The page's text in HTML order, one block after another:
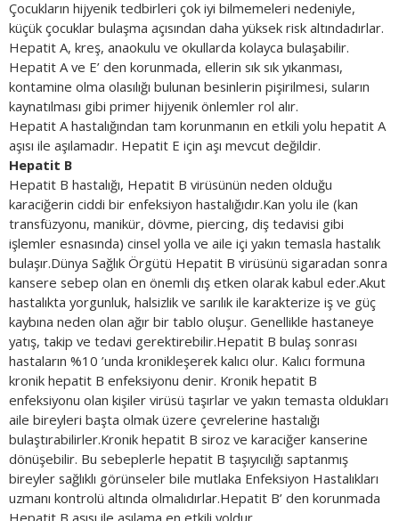
Çocukların hijyenik tedbirleri çok iyi bilmemeleri nedeniyle,
küçük çocuklar bulaşma açısından daha yüksek risk altındadırlar.
Hepatit A, kreş, anaokulu ve okullarda kolayca bulaşabilir.
Hepatit A ve E’ den korunmada, ellerin sık sık yıkanması,
kontamine olma olasılığı bulunan besinlerin pişirilmesi, suların
kaynatılması gibi primer hijyenik önlemler rol alır.
Hepatit A hastalığından tam korunmanın en etkili yolu hepatit A
aşısı ile aşılamadır. Hepatit E için aşı mevcut değildir.
Hepatit B
Hepatit B hastalığı, Hepatit B virüsünün neden olduğu
karaciğerin ciddi bir enfeksiyon hastalığıdır.Kan yolu ile (kan
transfüzyonu, manikür, dövme, piercing, diş tedavisi gibi
işlemler esnasında) cinsel yolla ve aile içi yakın temasla hastalık
bulaşır.Dünya Sağlık Örgütü Hepatit B virüsünü sigaradan sonra
kansere sebep olan en önemli dış etken olarak kabul eder.Akut
hastalıkta yorgunluk, halsizlik ve sarılık ile karakterize iş ve güç
kaybına neden olan ağır bir tablo oluşur. Genellikle hastaneye
yatış, takip ve tedavi gerektirebilir.Hepatit B bulaş sonrası
hastaların %10 ’unda kronikleşerek kalıcı olur. Kalıcı formuna
kronik hepatit B enfeksiyonu denir. Kronik hepatit B
enfeksiyonu olan kişiler virüsü taşırlar ve yakın temasta oldukları
aile bireyleri başta olmak üzere çevrelerine hastalığı
bulaştırabilirler.Kronik hepatit B siroz ve karaciğer kanserine
dönüşebilir. Bu sebeplerle hepatit B taşıyıcılığı saptanmış
bireyler sağlıklı görünseler bile mutlaka Enfeksiyon Hastalıkları
uzmanı kontrolü altında olmalıdırlar.Hepatit B’ den korunmada
Hepatit B aşısı ile aşılama en etkili yoldur.